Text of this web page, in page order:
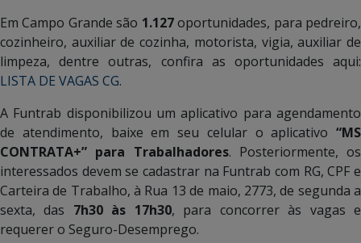
Em Campo Grande são 1.127oportunidades, para pedreiro,
cozinheiro, auxiliar de cozinha, motorista, vigia, auxiliar de
limpeza, dentre outras, confira as oportunidades aqui:
LISTA DE VAGAS CG.
A Funtrab disponibilizou um aplicativo para agendamento
de atendimento, baixe em seu celular o aplicativo “MS
CONTRATA+” para Trabalhadores. Posteriormente, os
interessados devem se cadastrar na Funtrab com RG, CPF e
Carteira de Trabalho, à Rua 13 de maio, 2773, de segunda a
sexta, das 7h30 às 17h30, para concorrer às vagas e
requerer o Seguro-Desemprego.